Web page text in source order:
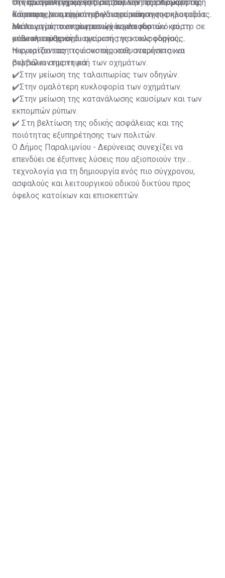
την πραγματική κίνηση, συμβάλλοντας σε ομαλότερη
και αποτελεσματικότερη διαχείριση της κυκλοφορίας.
στη φωτοελεγχόμενη διασταύρωση της Λεωφόρου
Κάππαρη, με στόχο τη βελτιστοποίηση της
λειτουργίας των φωτεινών σηματοδοτών και τη
μείωση του χρόνου αναμονής για τους οδηγούς.
Οι νέοι αισθητήρες επιτρέπουν την προσαρμογή της
διάρκειας του πράσινου και του κόκκινου σηματοδότη
ανάλογα με τον πραγματικό κυκλοφοριακό φόρτο σε
κάθε κατεύθυνση.
Με τον τρόπο αυτό επιτυγχάνεται πιο
αποτελεσματική διαχείριση της κυκλοφορίας,
περιορίζοντας τις άσκοπες καθυστερήσεις και
βελτιώνοντας τη ροή των οχημάτων.
Η εγκατάσταση του συστήματος αναμένεται να
συμβάλει σημαντικά:
✔️Στην μείωση της ταλαιπωρίας των οδηγών.
✔️Στην ομαλότερη κυκλοφορία των οχημάτων.
✔️Στην μείωση της κατανάλωσης καυσίμων και των
εκπομπών ρύπων.
✔️ Στη βελτίωση της οδικής ασφάλειας και της
ποιότητας εξυπηρέτησης των πολιτών.
Ο Δήμος Παραλιμνίου - Δερύνειας συνεχίζει να
επενδύει σε έξυπνες λύσεις που αξιοποιούν την
τεχνολογία για τη δημιουργία ενός πιο σύγχρονου,
ασφαλούς και λειτουργικού οδικού δικτύου προς
όφελος κατοίκων και επισκεπτών.